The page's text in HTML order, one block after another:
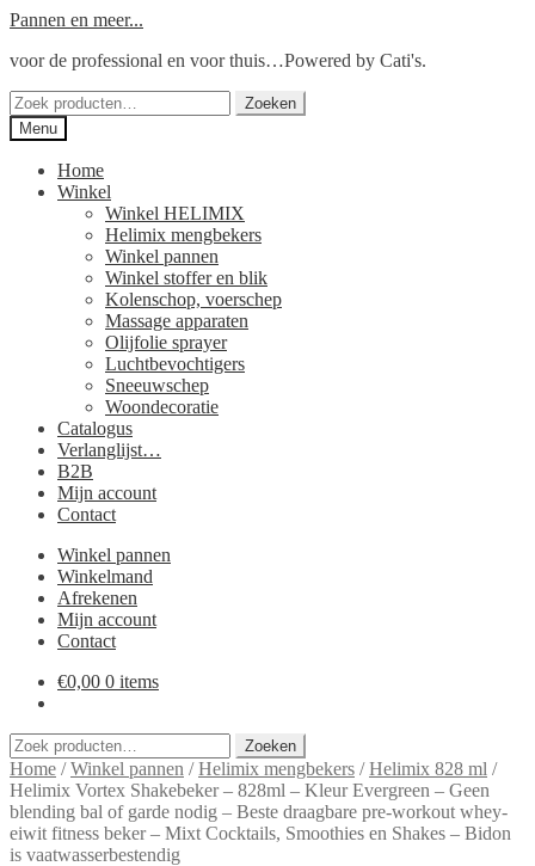
Ga
naar
Ga
de
Pannen en meer...
voor de professional en voor thuis…Powered by Cati's.
Zoeken
naar:
Zoeken
Menu
Home
Winkel
Winkel HELIMIX
Helimix mengbekers
Winkel pannen
Winkel stoffer en blik
Kolenschop, voerschep
Massage apparaten
Olijfolie sprayer
Luchtbevochtigers
Sneeuwschep
Woondecoratie
Catalogus
Verlanglijst…
B2B
Mijn account
Contact
Winkel pannen
Winkelmand
Afrekenen
Mijn account
Contact
€0,00 0 items
Zoeken
naar:
Zoeken
Home /Winkel pannen /Helimix mengbekers /Helimix 828 ml /
Helimix Vortex Shakebeker – 828ml – Kleur Evergreen – Geen
blending bal of garde nodig – Beste draagbare pre-workout whey-
eiwit fitness beker – Mixt Cocktails, Smoothies en Shakes – Bidon
is vaatwasserbestendig